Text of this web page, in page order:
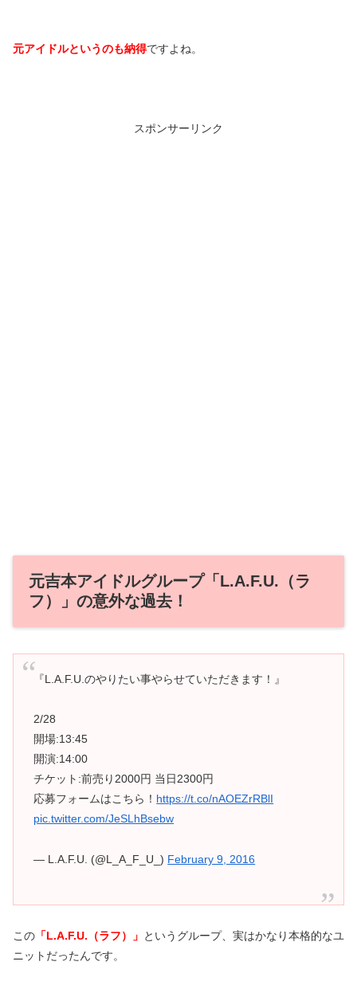
元アイドルというのも納得ですよね。
スポンサーリンク
元吉本アイドルグループ「L.A.F.U.（ラ
フ）」の意外な過去！
『L.A.F.U.のやりたい事やらせていただきます！』
2/28
開場:13:45
開演:14:00
チケット:前売り2000円 当日2300円
応募フォームはこちら！ https://t.co/nAOEZrRBlI
pic.twitter.com/JeSLhBsebw
— L.A.F.U. (@L_A_F_U_) February 9, 2016
この 「L.A.F.U.（ラフ）」 というグループ、実はかなり本格的なユ
ニットだったんです。